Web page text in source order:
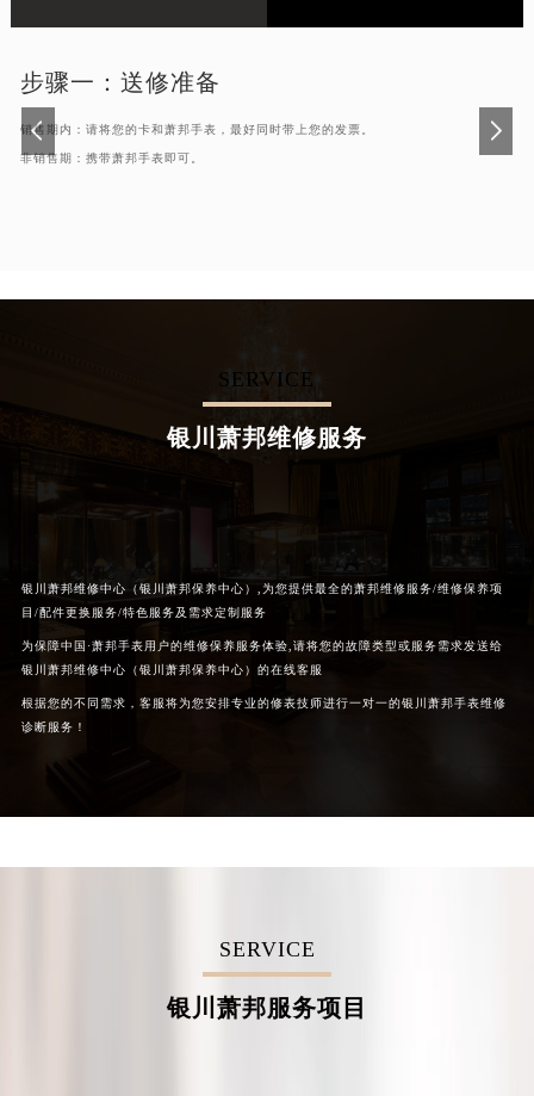
步骤一： 送修准备
销售期内：请将您的卡和萧邦手表，最好同时带上您的发票。
非销售期：携带萧邦手表即可。
SERVICE
银川萧邦维修服务
银川萧邦维修中心（银川萧邦保养中心）,为您提供最全的萧邦维修服务/维修保养项
目/配件更换服务/特色服务及需求定制服务
为保障中国·萧邦手表用户的维修保养服务体验,请将您的故障类型或服务需求发送给
银川萧邦维修中心（银川萧邦保养中心）的在线客服
根据您的不同需求，客服将为您安排专业的修表技师进行一对一的银川萧邦手表维修
诊断服务！
SERVICE
银川萧邦服务项目